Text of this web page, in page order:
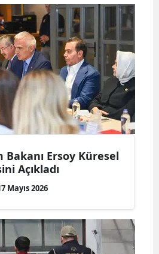
Ersoy Küresel
Açıkladı
Mayıs 2026